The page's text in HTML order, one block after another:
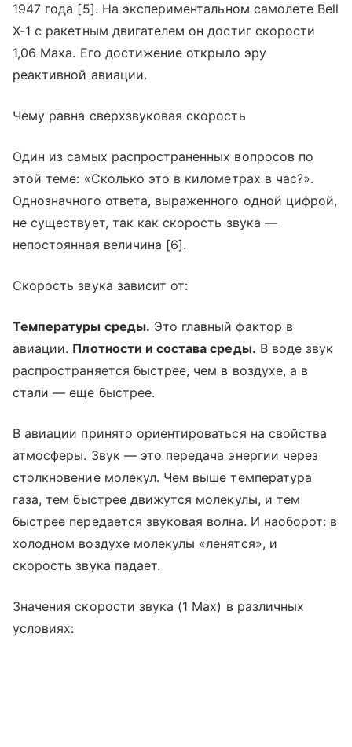
1947 года [5]. На экспериментальном самолете Bell
X-1 с ракетным двигателем он достиг скорости
1,06 Маха. Его достижение открыло эру
реактивной авиации.
Чему равна сверхзвуковая скорость
Один из самых распространенных вопросов по
этой теме: «Сколько это в километрах в час?».
Однозначного ответа, выраженного одной цифрой,
не существует, так как скорость звука —
непостоянная величина [6].
Скорость звука зависит от:
Температуры среды. Это главный фактор в
авиации. Плотности и состава среды. В воде звук
распространяется быстрее, чем в воздухе, а в
стали — еще быстрее.
В авиации принято ориентироваться на свойства
атмосферы. Звук — это передача энергии через
столкновение молекул. Чем выше температура
газа, тем быстрее движутся молекулы, и тем
быстрее передается звуковая волна. И наоборот: в
холодном воздухе молекулы «ленятся», и
скорость звука падает.
Значения скорости звука (1 Мах) в различных
условиях: